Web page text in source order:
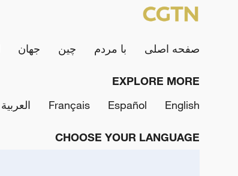
صفحه اصلی با مردم چین جهان
EXPLORE MORE
English
Español
Français العربية
CHOOSE YOUR LANGUAGE